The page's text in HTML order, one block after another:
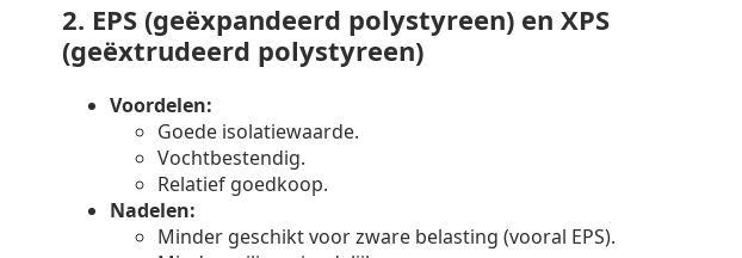
2. EPS (geëxpandeerd polystyreen) en XPS
(geëxtrudeerd polystyreen)
Voordelen:
Goede isolatiewaarde.
Vochtbestendig.
Relatief goedkoop.
Nadelen:
Minder geschikt voor zware belasting (vooral EPS).